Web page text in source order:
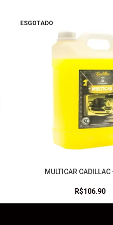
ESGOTADO
LEIA MAISMULTICAR CADILLAC
R$106.90